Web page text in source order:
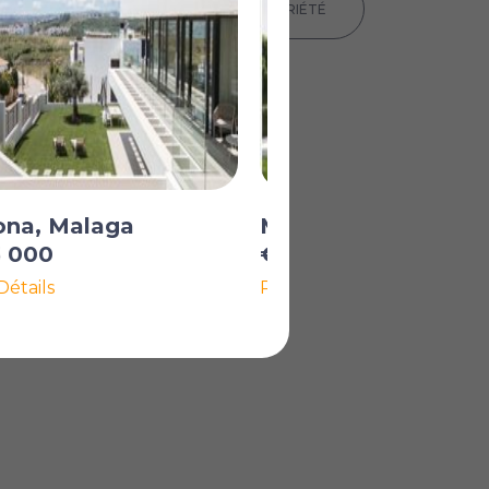
IMPRIMER LES DÉTAILS DE LA PROPRIÉTÉ
Malaga
000
Málaga City,
€3 100 000
Plus de Détails